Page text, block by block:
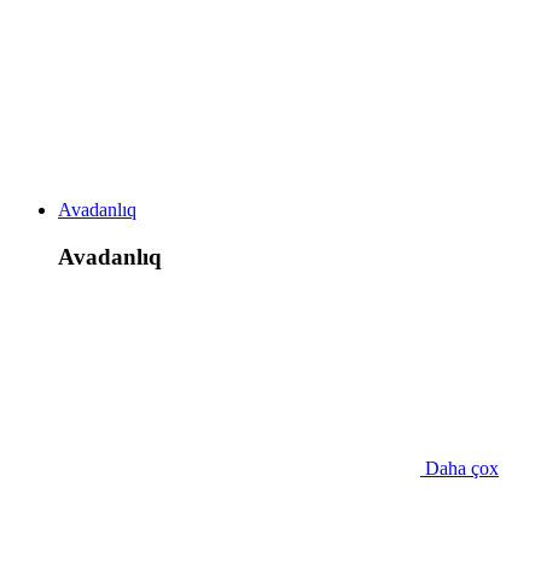
Avadanlıq
Avadanlıq
Daha çox